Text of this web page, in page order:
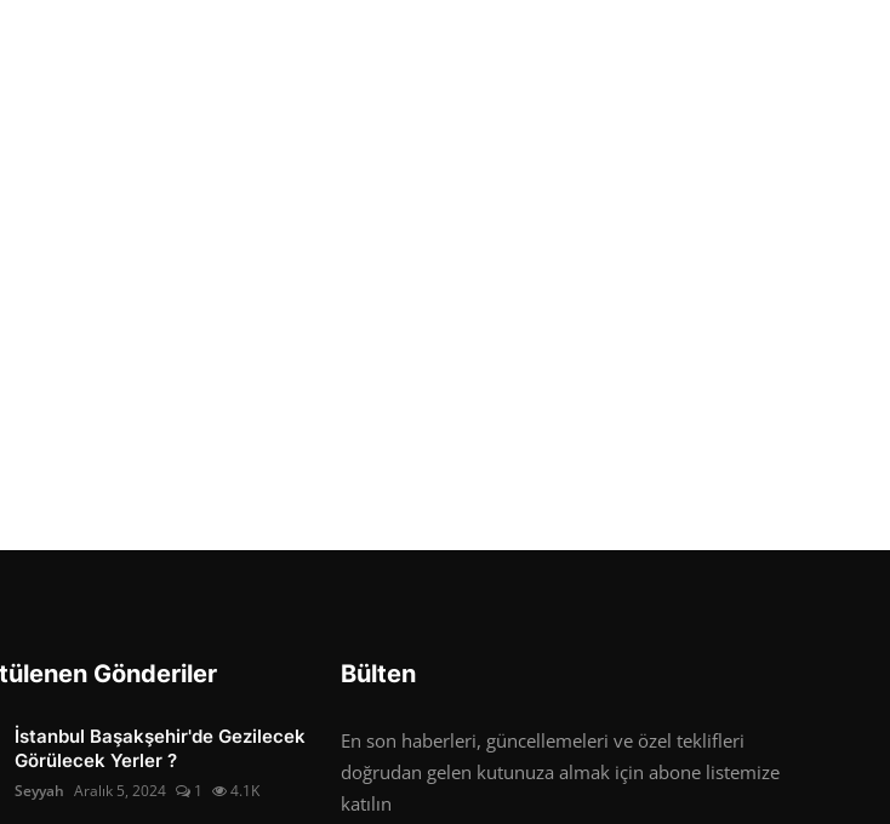
Gönderiler
İstanbul Başakşehir'de Gezilecek
Görülecek Yerler ?
Seyyah Aralık 5, 2024 1 4.1K
Bülten
En son haberleri, güncellemeleri ve özel teklifleri
doğrudan gelen kutunuza almak için abone listemize
katılın